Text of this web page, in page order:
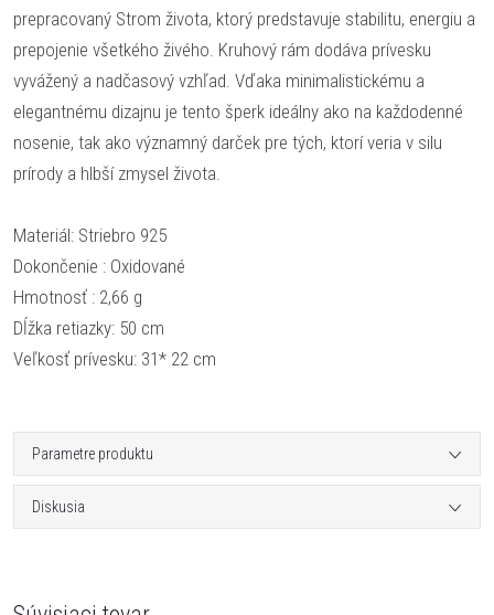
prepracovaný Strom života, ktorý predstavuje stabilitu, energiu a
prepojenie všetkého živého. Kruhový rám dodáva prívesku
vyvážený a nadčasový vzhľad. Vďaka minimalistickému a
elegantnému dizajnu je tento šperk ideálny ako na každodenné
nosenie, tak ako významný darček pre tých, ktorí veria v silu
prírody a hlbší zmysel života.
Materiál: Striebro 925
Dokončenie : Oxidované
Hmotnosť : 2,66 g
Dĺžka retiazky: 50 cm
Veľkosť prívesku: 31* 22 cm
Parametre produktu
Diskusia